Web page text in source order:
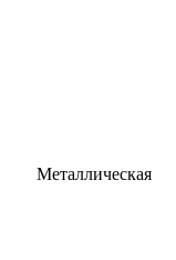
Металлическая